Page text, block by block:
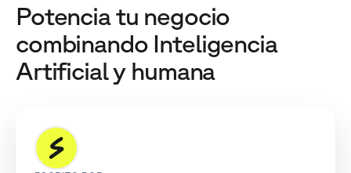
Potencia tu negocio
combinando Inteligencia
Artificial y humana